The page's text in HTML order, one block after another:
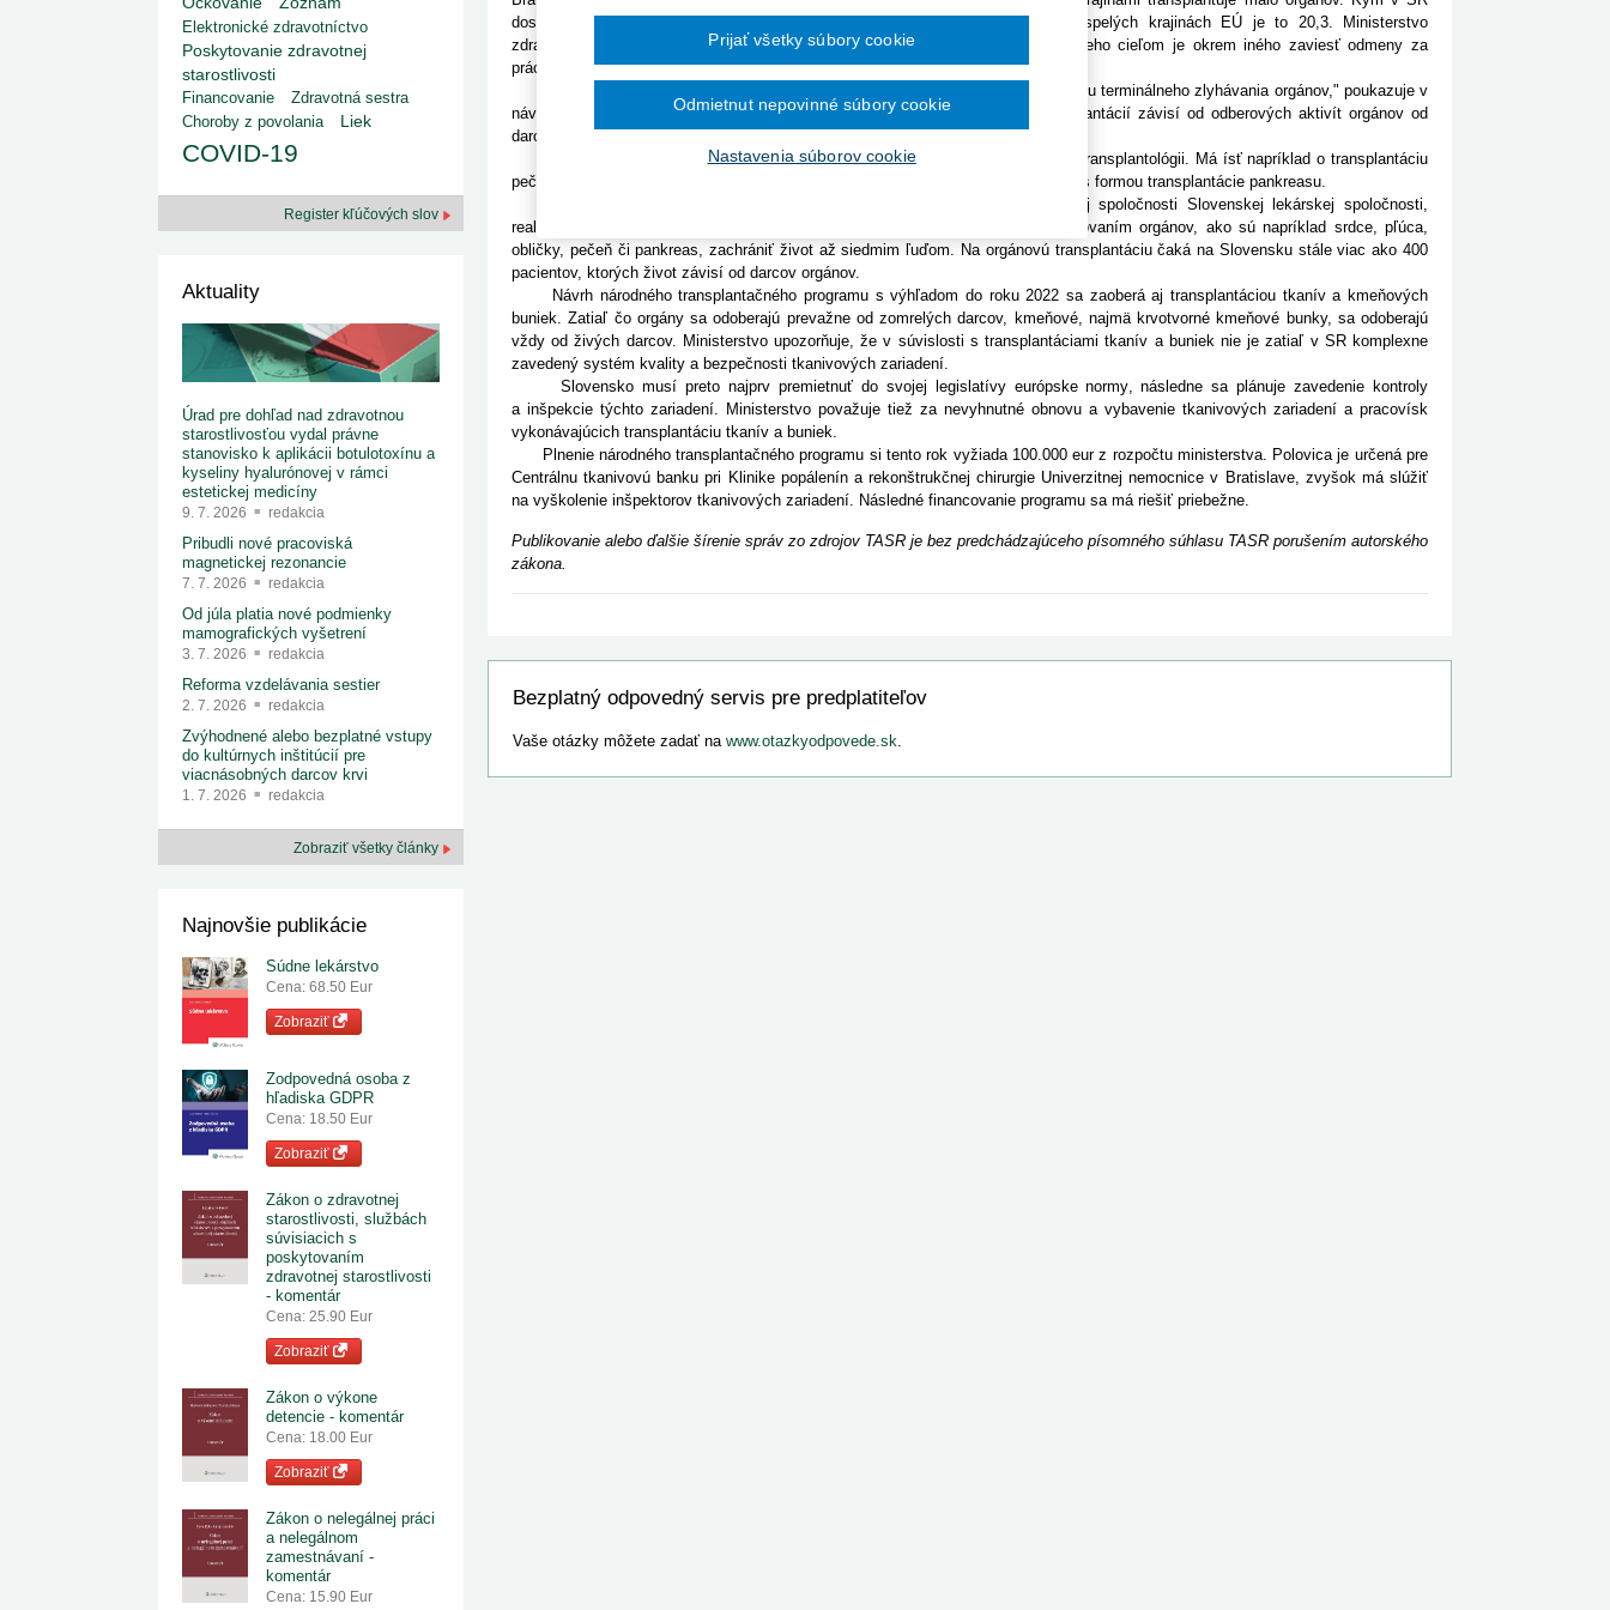
1. 7. 2026
redakcia
Ministerstvo zdravotníctva zverejnilo aktualizovaný
zoznam kategori...
29. 6. 2026
Rezort zdravotníctva zverejnil zoznam
kategorizovaných špeciálnych ...
Výzva na podporu dostupnosti zdravotnej
22. 6. 2026
redakcia
2015
2012
Od 1. augusta 2026 sa začína šesťmesačné prechodné obdobie na
implementáciu nových elektronických služieb v elektronickej zdravotnej
Ročník 2013
Ročník 2012
Ročník 2010
Ročník 2026
dosahuje priemerný počet darcov orgánov 13,1 na milión obyvateľov, vo vyspelých krajinách EÚ je to 20,3. Ministerstvo
zdravotníctva to chce zmeniť novým národným transplantačným programom. Jeho cieľom je okrem iného zaviesť odmeny za
prácu, ktorá predchádza samotnej transplantácii orgánov.
"Zvýšením počtu transplantácií orgánov by došlo k zníženiu nákladov na liečbu terminálneho zlyhávania orgánov," poukazuje v
návrhu programu ministerstvo zdravotníctva. Pripomína, že nárast počtu transplantácií závisí od odberových aktivít orgánov od
darcov, s čím súvisí aj uvedené financovanie odberov orgánov od darcov.
Ministerstvo avizuje i podporu zavedeniu nových terapeutických výkonov v transplantológii. Má ísť napríklad o transplantáciu
pečene u detských pacientov, ako aj rozvoj transplantačnej liečby diabetes mellitus formou transplantácie pankreasu.
Situácii má pomôcť aj mediálna kampaň Slovenskej transplantologickej spoločnosti Slovenskej lekárskej spoločnosti,
realizovaná pod záštitou ministerstva. Tá pripomína, že jeden darca môže darovaním orgánov, ako sú napríklad srdce, pľúca,
obličky, pečeň či pankreas, zachrániť život až siedmim ľuďom. Na orgánovú transplantáciu čaká na Slovensku stále viac ako 400
pacientov, ktorých život závisí od darcov orgánov.
Návrh národného transplantačného programu s výhľadom do roku 2022 sa zaoberá aj transplantáciou tkanív a kmeňových
buniek. Zatiaľ čo orgány sa odoberajú prevažne od zomrelých darcov, kmeňové, najmä krvotvorné kmeňové bunky, sa odoberajú
vždy od živých darcov. Ministerstvo upozorňuje, že v súvislosti s transplantáciami tkanív a buniek nie je zatiaľ v SR komplexne
zavedený systém kvality a bezpečnosti tkanivových zariadení.
Slovensko musí preto najprv premietnuť do svojej legislatívy európske normy, následne sa plánuje zavedenie kontroly
a inšpekcie týchto zariadení. Ministerstvo považuje tiež za nevyhnutné obnovu a vybavenie tkanivových zariadení a pracovísk
vykonávajúcich transplantáciu tkanív a buniek.
Plnenie národného transplantačného programu si tento rok vyžiada 100.000 eur z rozpočtu ministerstva. Polovica je určená pre
Centrálnu tkanivovú banku pri Klinike popálenín a rekonštrukčnej chirurgie Univerzitnej nemocnice v Bratislave, zvyšok má slúžiť
na vyškolenie inšpektorov tkanivových zariadení. Následné financovanie programu sa má riešiť priebežne.
Publikovanie alebo ďalšie šírenie správ zo zdrojov TASR je bez predchádzajúceho písomného súhlasu TASR porušením autorského
zákona.
Bezplatný odpovedný servis pre predplatiteľov
Vaše otázky môžete zadať na www.otazkyodpovede.sk.
Elektronické zdravotníctvo
Poskytovanie zdravotnej
starostlivosti
Financovanie
Zdravotná sestra
Choroby z povolania
Liek
COVID-19
Register kľúčových slov
Aktuality
Úrad pre dohľad nad zdravotnou
starostlivosťou vydal právne
stanovisko k aplikácii botulotoxínu a
kyseliny hyalurónovej v rámci
estetickej medicíny
9. 7. 2026 redakcia
Pribudli nové pracoviská
magnetickej rezonancie
7. 7. 2026 redakcia
Od júla platia nové podmienky
mamografických vyšetrení
3. 7. 2026 redakcia
Reforma vzdelávania sestier
2. 7. 2026 redakcia
Zvýhodnené alebo bezplatné vstupy
do kultúrnych inštitúcií pre
viacnásobných darcov krvi
1. 7. 2026 redakcia
Zobraziť všetky články
Najnovšie publikácie
Súdne lekárstvo
Cena: 68.50 Eur
Zobraziť
Zodpovedná osoba z
hľadiska GDPR
Cena: 18.50 Eur
Zobraziť
Zákon o zdravotnej
starostlivosti, službách
súvisiacich s
poskytovaním
zdravotnej starostlivosti
- komentár
Cena: 25.90 Eur
Zobraziť
Zákon o výkone
detencie - komentár
Cena: 18.00 Eur
Zobraziť
Zákon o nelegálnej práci
a nelegálnom
zamestnávaní -
komentár
Cena: 15.90 Eur
Nastavenia súborov cookie
Odmietnut nepovinné súbory cookie
Prijať všetky súbory cookie